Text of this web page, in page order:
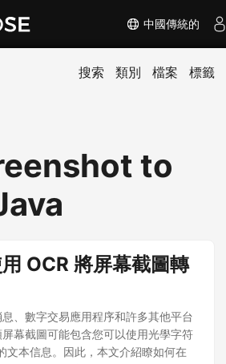
中國傳統的
搜索 類別 檔案 標籤
to
OCR 將屏幕截圖轉
、數字交易應用程序和許多其他平台
幕截圖可能包含您可以使用光學字符
文本信息。因此，本文介紹瞭如何在